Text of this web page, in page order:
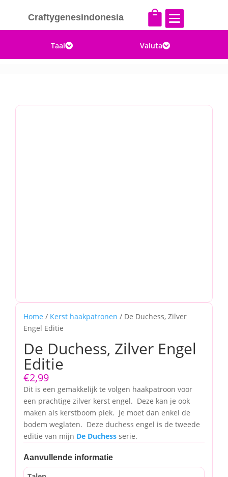
Craftygenesindonesia  
Taal Valuta
Home / Kerst haakpatronen / De Duchess, Zilver
Engel Editie
De Duchess, Zilver Engel
Editie
€2,99
Dit is een gemakkelijk te volgen haakpatroon voor
een prachtige zilver kerst engel. Deze kan je ook
maken als kerstboom piek. Je moet dan enkel de
bodem weglaten. Deze duchess engel is de tweede
editie van mijn De Duchess serie.
Aanvullende informatie